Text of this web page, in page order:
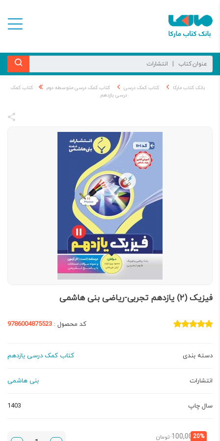
بانک کتاب مارکا کتاب کمک درسی کتاب کمک درسی متوسطه دوم
کتاب کمک
درسی یازدهم
فیزیک (۲) یازدهم تجربی-ریاضی بنی هاشمی
کد محصول : 9786004875523
دسته بندی کتاب کمک درسی یازدهم
انتشارات بنی هاشمی
سال چاپ 1403
20%
100,000 تومانقیمت
قیمت